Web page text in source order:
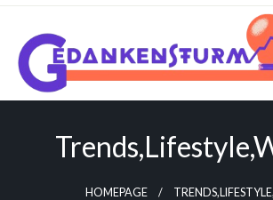
Skip
content
HOMEPAGE